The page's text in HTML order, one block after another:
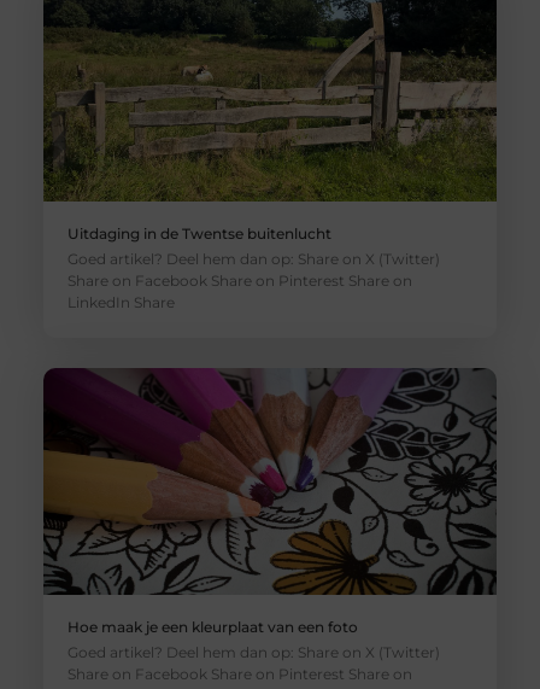
Uitdaging in de Twentse buitenlucht
Goed artikel? Deel hem dan op: Share on X (Twitter)
Share on Facebook Share on Pinterest Share on
LinkedIn Share
Hoe maak je een kleurplaat van een foto
Goed artikel? Deel hem dan op: Share on X (Twitter)
Share on Facebook Share on Pinterest Share on